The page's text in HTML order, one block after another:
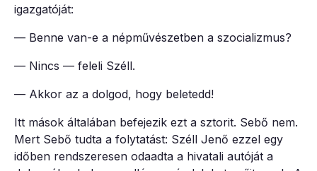
igazgatóját:
— Benne van-e a népművészetben a szocializmus?
— Nincs — feleli Széll.
— Akkor az a dolgod, hogy beletedd!
Itt mások általában befejezik ezt a sztorit. Sebő nem.
Mert Sebő tudta a folytatást: Széll Jenő ezzel egy
időben rendszeresen odaadta a hivatali autóját a